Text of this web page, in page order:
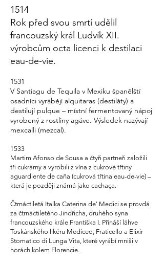
1514
Rok před svou smrtí udělil
francouzský král Ludvík XII.
výrobcům octa licenci k destilaci
eau-de-vie.
1531
V Santiagu de Tequila v Mexiku španělští
osadníci vyrábějí alquitaras (destiláty) a
destilují pulque – místní fermentovaný nápoj
vyrobený z rostliny agáve. Výsledek nazývají
mexcalli (mezcal).
1533
Martim Afonso de Sousa a čtyři partneři založili
tři cukrárny a vyrobili z vína z cukrové třtiny
aguardiente de caña (cukrová třtina eau-de-vie) –
která je později známá jako cachaça.
Čtrnáctiletá Italka Caterina de' Medici se provdá
za čtrnáctiletého Jindřicha, druhého syna
francouzského krále Františka I. Přináší láhve
Toskánského likéru Mediceo, Fraticello a Elixir
Stomatico di Lunga Vita, které vyrábí mniši v
horách kolem Florencie.